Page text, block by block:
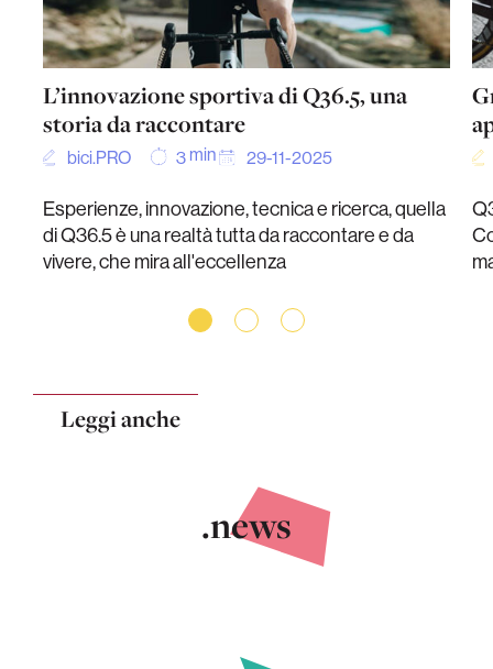
L’innovazione sportiva di Q36.5, una
storia da raccontare
bici.PRO 3 min 29-11-2025
Esperienze, innovazione, tecnica e ricerca, quella
di Q36.5 è una realtà tutta da raccontare e da
vivere, che mira all'eccellenza
Leggi anche
.news